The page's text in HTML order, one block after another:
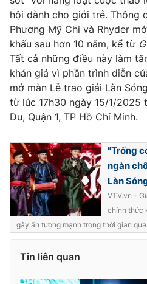
Ðiện thoại Thời báo VTV:024.66
Email:
toasoan@vtv.vn
Liên hệ quảng cáo:024-
® Cấm sao chép dưới mọi hình
thuận bằng văn bản. Ghi rõ
thông tin từ website này.
hội dành cho giới trẻ. Thông
Phương Mỹ Chi và Rhyder
khấu sau hơn 10 năm, kể từ
Tất cả những điều này làm
khán giả vì phần trình diễn
mở màn Lễ trao giải Làn
từ lúc 17h30 ngày 15/1/2025
Du, Quận 1, TP Hồ Chí Minh.
"Trống
ngàn
Làn
VTV.vn -
chính thức
gây ấn tượng mạnh trong thời gian
Tin liên quan